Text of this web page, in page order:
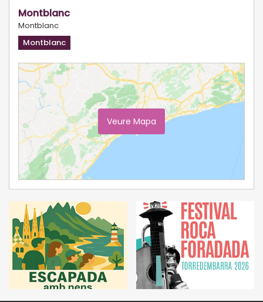
Montblanc
Montblanc
Montblanc
Veure Mapa